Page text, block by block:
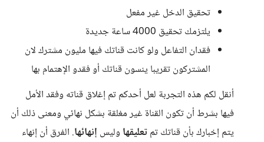
تحقيق الدخل غير مفعل
يلتزمك تحقيق 4000 ساعة جديدة
فقدان التفاعل ولو كانت قناتك فيها مليون مشترك لان
المشتركون تقريبا ينسون قناتك أو فقدو الإهتمام بها
أنقل لكم هذه التجربة لعل أحدكم تم إغلاق قناته وفقد الأمل
فيها بشرط أن تكون القناة غير مغلقة بشكل نهائي ومعنى ذلك أن
يتم إخبارك بأن قناتك تمتعليقها وليس إنهائها. الفرق أن إنهاء